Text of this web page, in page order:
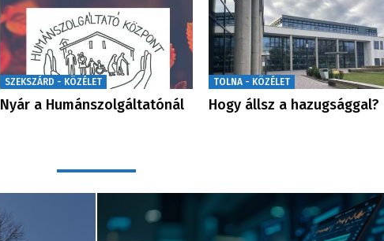
SZEKSZÁRD - KÖZÉLET
Nyár a Humánszolgáltatónál
TOLNA - KÖZÉLET
Hogy állsz a hazugsággal?